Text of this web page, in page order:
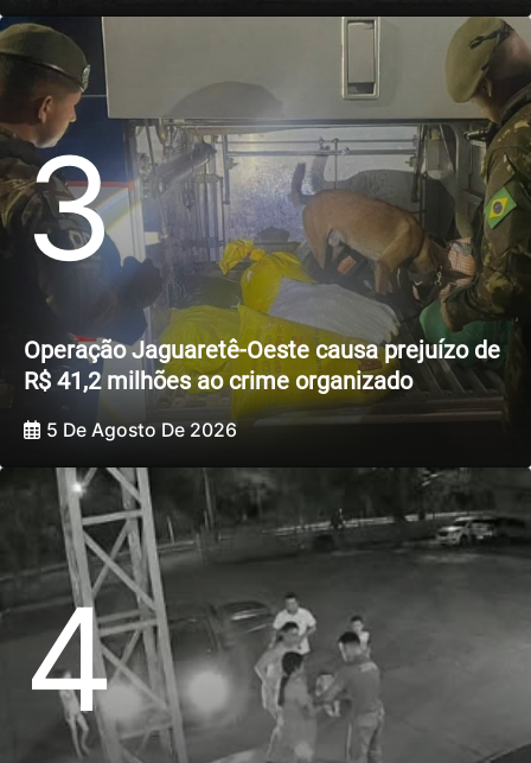
3
Operação Jaguaretê-Oeste causa prejuízo de
R$ 41,2 milhões ao crime organizado
5 De Agosto De 2026
4